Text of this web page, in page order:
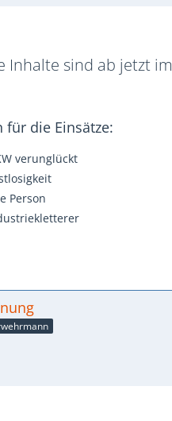
Inhalte sind ab jetzt im
für die Einsätze:
verunglückt
Person